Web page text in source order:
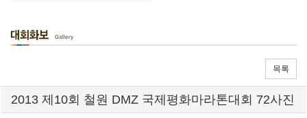
목록
2013 제10회 철원 DMZ 국제평화마라톤대회 72사진